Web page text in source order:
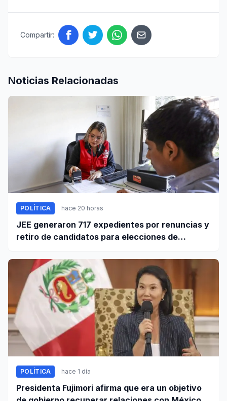
Compartir:
Noticias Relacionadas
POLÍTICA hace 20 horas
JEE generaron 717 expedientes por renuncias y
retiro de candidatos para elecciones de
POLÍTICA hace 1 día
Presidenta Fujimori afirma que era un objetivo